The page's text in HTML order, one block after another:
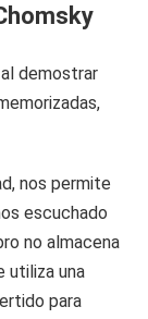
demostrar
nos permite
escuchado
no almacena
utiliza una
para